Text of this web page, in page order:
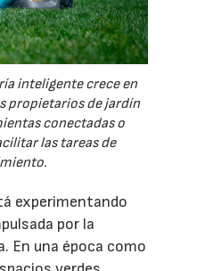
inteligente crece en
propietarios de jardín
conectadas o
las tareas de
experimentando
por la
En una época como